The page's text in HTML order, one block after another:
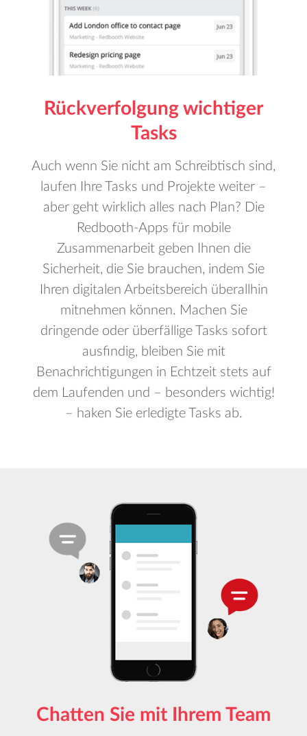
Rückverfolgung wichtiger
Tasks
Auch wenn Sie nicht am Schreibtisch sind,
laufen Ihre Tasks und Projekte weiter –
aber geht wirklich alles nach Plan? Die
Redbooth-Apps für mobile
Zusammenarbeit geben Ihnen die
Sicherheit, die Sie brauchen, indem Sie
Ihren digitalen Arbeitsbereich überallhin
mitnehmen können. Machen Sie
dringende oder überfällige Tasks sofort
ausfindig, bleiben Sie mit
Benachrichtigungen in Echtzeit stets auf
dem Laufenden und – besonders wichtig!
– haken Sie erledigte Tasks ab.
Chatten Sie mit Ihrem Team